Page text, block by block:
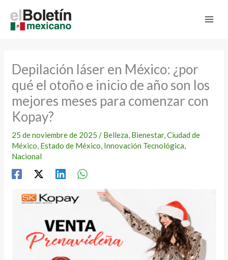
contenido
Depilación láser en México: ¿por
qué el otoño e inicio de año son los
mejores meses para comenzar con
Kopay?
25 de noviembre de 2025/ Belleza, Bienestar,Ciudad de
México, Estado de México, Innovación Tecnológica,
Nacional